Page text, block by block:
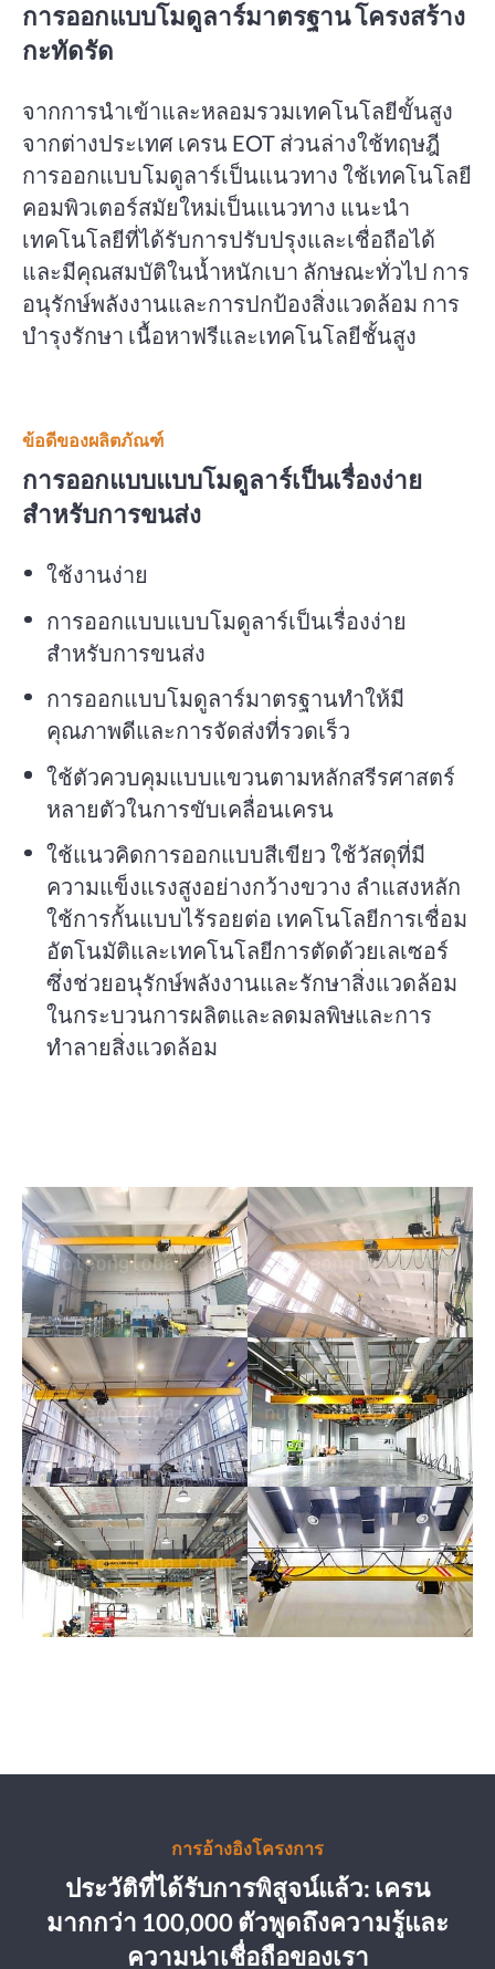
การออกแบบโมดูลาร์มาตรฐาน โครงสร้าง
กะทัดรัด
จากการนำเข้าและหลอมรวมเทคโนโลยีขั้นสูง
จากต่างประเทศ เครน EOT ส่วนล่างใช้ทฤษฎี
การออกแบบโมดูลาร์เป็นแนวทาง ใช้เทคโนโลยี
คอมพิวเตอร์สมัยใหม่เป็นแนวทาง แนะนำ
เทคโนโลยีที่ได้รับการปรับปรุงและเชื่อถือได้
และมีคุณสมบัติในน้ำหนักเบา ลักษณะทั่วไป การ
อนุรักษ์พลังงานและการปกป้องสิ่งแวดล้อม การ
บำรุงรักษา เนื้อหาฟรีและเทคโนโลยีชั้นสูง
ข้อดีของผลิตภัณฑ์
การออกแบบแบบโมดูลาร์เป็นเรื่องง่าย
สำหรับการขนส่ง
ใช้งานง่าย
การออกแบบแบบโมดูลาร์เป็นเรื่องง่าย
สำหรับการขนส่ง
การออกแบบโมดูลาร์มาตรฐานทำให้มี
คุณภาพดีและการจัดส่งที่รวดเร็ว
ใช้ตัวควบคุมแบบแขวนตามหลักสรีรศาสตร์
หลายตัวในการขับเคลื่อนเครน
ใช้แนวคิดการออกแบบสีเขียว ใช้วัสดุที่มี
ความแข็งแรงสูงอย่างกว้างขวาง ลำแสงหลัก
ใช้การกั้นแบบไร้รอยต่อ เทคโนโลยีการเชื่อม
อัตโนมัติและเทคโนโลยีการตัดด้วยเลเซอร์
ซึ่งช่วยอนุรักษ์พลังงานและรักษาสิ่งแวดล้อม
ในกระบวนการผลิตและลดมลพิษและการ
ทำลายสิ่งแวดล้อม
การอ้างอิงโครงการ
ประวัติที่ได้รับการพิสูจน์แล้ว: เครน
มากกว่า 100,000 ตัวพูดถึงความรู้และ
ความน่าเชื่อถือของเรา